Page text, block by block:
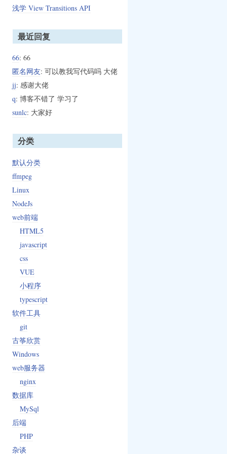
浅学 View Transitions API
最近回复
66: 66
匿名网友: 可以教我写代码吗 大佬
jj: 感谢大佬
q: 博客不错了 学习了
sunlc: 大家好
分类
默认分类
ffmpeg
Linux
NodeJs
web前端
HTML5
javascript
css
VUE
小程序
typescript
软件工具
git
古筝欣赏
Windows
web服务器
nginx
数据库
MySql
后端
PHP
杂谈